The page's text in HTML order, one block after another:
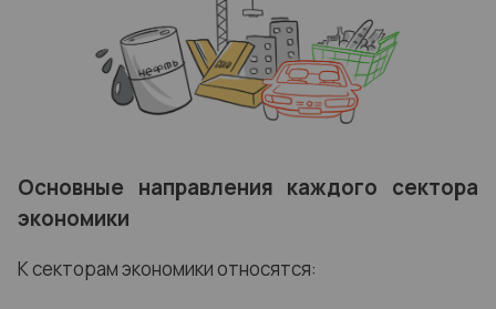
Основные направления каждого сектора
экономики
К секторам экономики относятся: